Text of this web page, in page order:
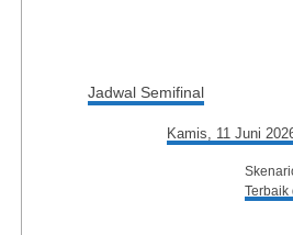
Jadwal Semifinal
Kamis, 11 Juni
Terbaik